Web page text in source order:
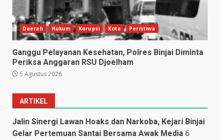
Daerah Hukum Korupsi Kota Peristiwa
Ganggu Pelayanan Kesehatan, Polres Binjai Diminta
Periksa Anggaran RSU Djoelham
5 Agustus 2026
ARTIKEL
Jalin Sinergi Lawan Hoaks dan Narkoba, Kejari Binjai
Gelar Pertemuan Santai Bersama Awak Media 6